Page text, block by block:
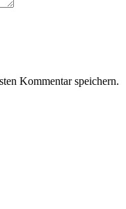
Kommentar speichern.